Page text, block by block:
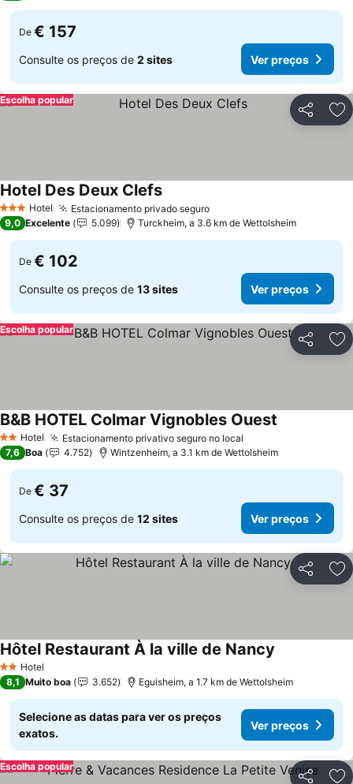
De € 157
Consulte os preços de 2 sites Ver preços
Partilhar
Escolha popular
3 EstrelasHotel Estacionamento privado seguroVer preços
Hotel Des Deux ClefsVer preços
9,0 Excelente 5.099 Turckheim, a 3.6 km de Wettolsheim
De € 102
Consulte os preços de 13 sites Ver preços
Partilhar
Escolha popular
2 Estrelas
Hotel Estacionamento privativo seguro no local
B&B HOTEL Colmar Vignobles Ouest
7,6 Boa 4.752 Wintzenheim, a 3.1 km de Wettolsheim
De € 37
Consulte os preços de 12 sites Ver preços
Partilhar
2 Estrelas
Hotel
Hôtel Restaurant À la ville de Nancy
8,1 Muito boa 3.652 Eguisheim, a 1.7 km de Wettolsheim
Selecione as datas para ver os preços
exatos.
Ver preços
Escolha popular